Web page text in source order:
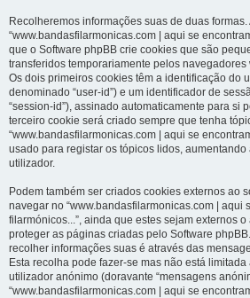
Recolheremos informações suas de duas
“www.bandasfilarmonicas.com | aqui se
que o Software phpBB crie cookies que são
transferidos temporariamente pelos
Os dois primeiros cookies têm a identificação do
denominado “user-id”) e um identificador de
“session-id”), assinado automaticamente para si
terceiro cookie será criado sempre que tenha
“www.bandasfilarmonicas.com | aqui se
usado para registar os tópicos lidos,
utilizador.
Podem também ser criados cookies externos ao
navegar no “www.bandasfilarmonicas.com | aqui
filarmónicos...”, ainda que estes sejam externos
proteger as páginas criadas pelo Software
recolher informações suas é através das
Esta recolha pode fazer-se mas não está
utilizador anónimo (doravante “mensagens
“www.bandasfilarmonicas.com | aqui se